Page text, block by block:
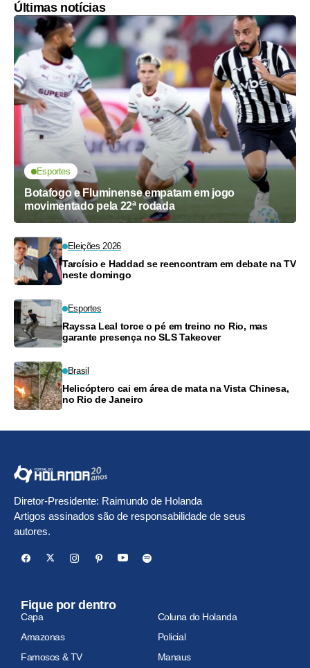
Últimas notícias
Esportes
Botafogo e Fluminense empatam em jogo
movimentado pela 22ª rodada
Eleições 2026
Tarcísio e Haddad se reencontram em debate na TV
neste domingo
Esportes
Rayssa Leal torce o pé em treino no Rio, mas
garante presença no SLS Takeover
Brasil
Helicóptero cai em área de mata na Vista Chinesa,
no Rio de Janeiro
Diretor-Presidente: Raimundo de Holanda
Artigos assinados são de responsabilidade de seus
autores.
Fique por dentro
Capa
Coluna do Holanda
Amazonas
Policial
Famosos & TV
Manaus